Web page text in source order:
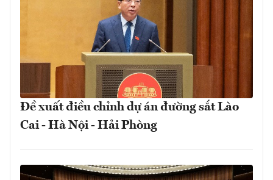
Đề xuất điều chỉnh dự án đường sắt Lào
Cai - Hà Nội - Hải Phòng